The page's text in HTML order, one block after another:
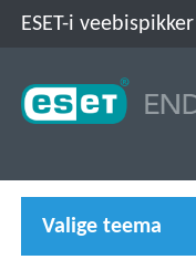
ESET-i veebispikker
Valige teema